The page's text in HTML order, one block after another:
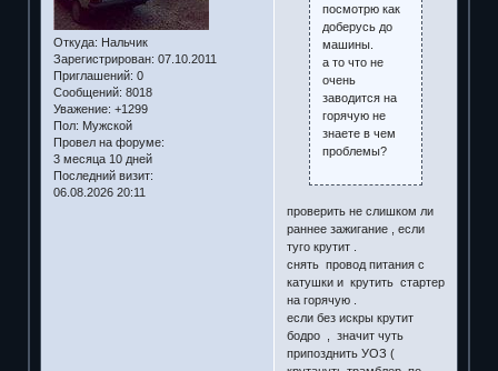
Откуда: Нальчик
Зарегистрирован: 07.10.2011
Приглашений: 0
Сообщений: 8018
Уважение: +1299
Пол: Мужской
Провел на форуме:
3 месяца 10 дней
Последний визит:
06.08.2026 20:11
посмотрю как
доберусь до
машины.
а то что не
очень
заводится на
горячую не
знаете в чем
проблемы?
проверить не слишком ли
раннее зажигание , если
туго крутит .
снять провод питания с
катушки и крутить стартер
на горячую .
если без искры крутит
бодро , значит чуть
припозднить УОЗ (